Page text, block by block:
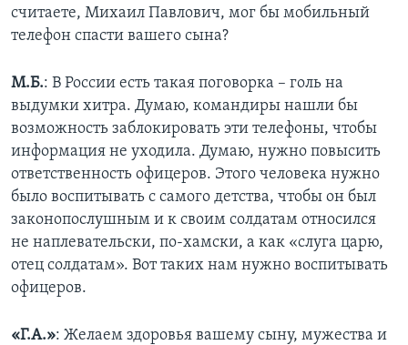
считаете, Михаил Павлович, мог бы мобильный
телефон спасти вашего сына?
М.Б.: В России есть такая поговорка – голь на
выдумки хитра. Думаю, командиры нашли бы
возможность заблокировать эти телефоны, чтобы
информация не уходила. Думаю, нужно повысить
ответственность офицеров. Этого человека нужно
было воспитывать с самого детства, чтобы он был
законопослушным и к своим солдатам относился
не наплевательски, по-хамски, а как «слуга царю,
отец солдатам». Вот таких нам нужно воспитывать
офицеров.
«Г.А.»: Желаем здоровья вашему сыну, мужества и